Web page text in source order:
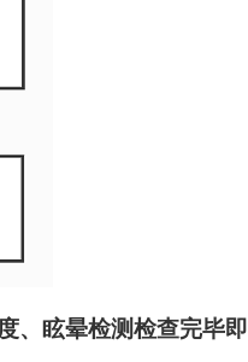
、眩晕检测检查完毕即